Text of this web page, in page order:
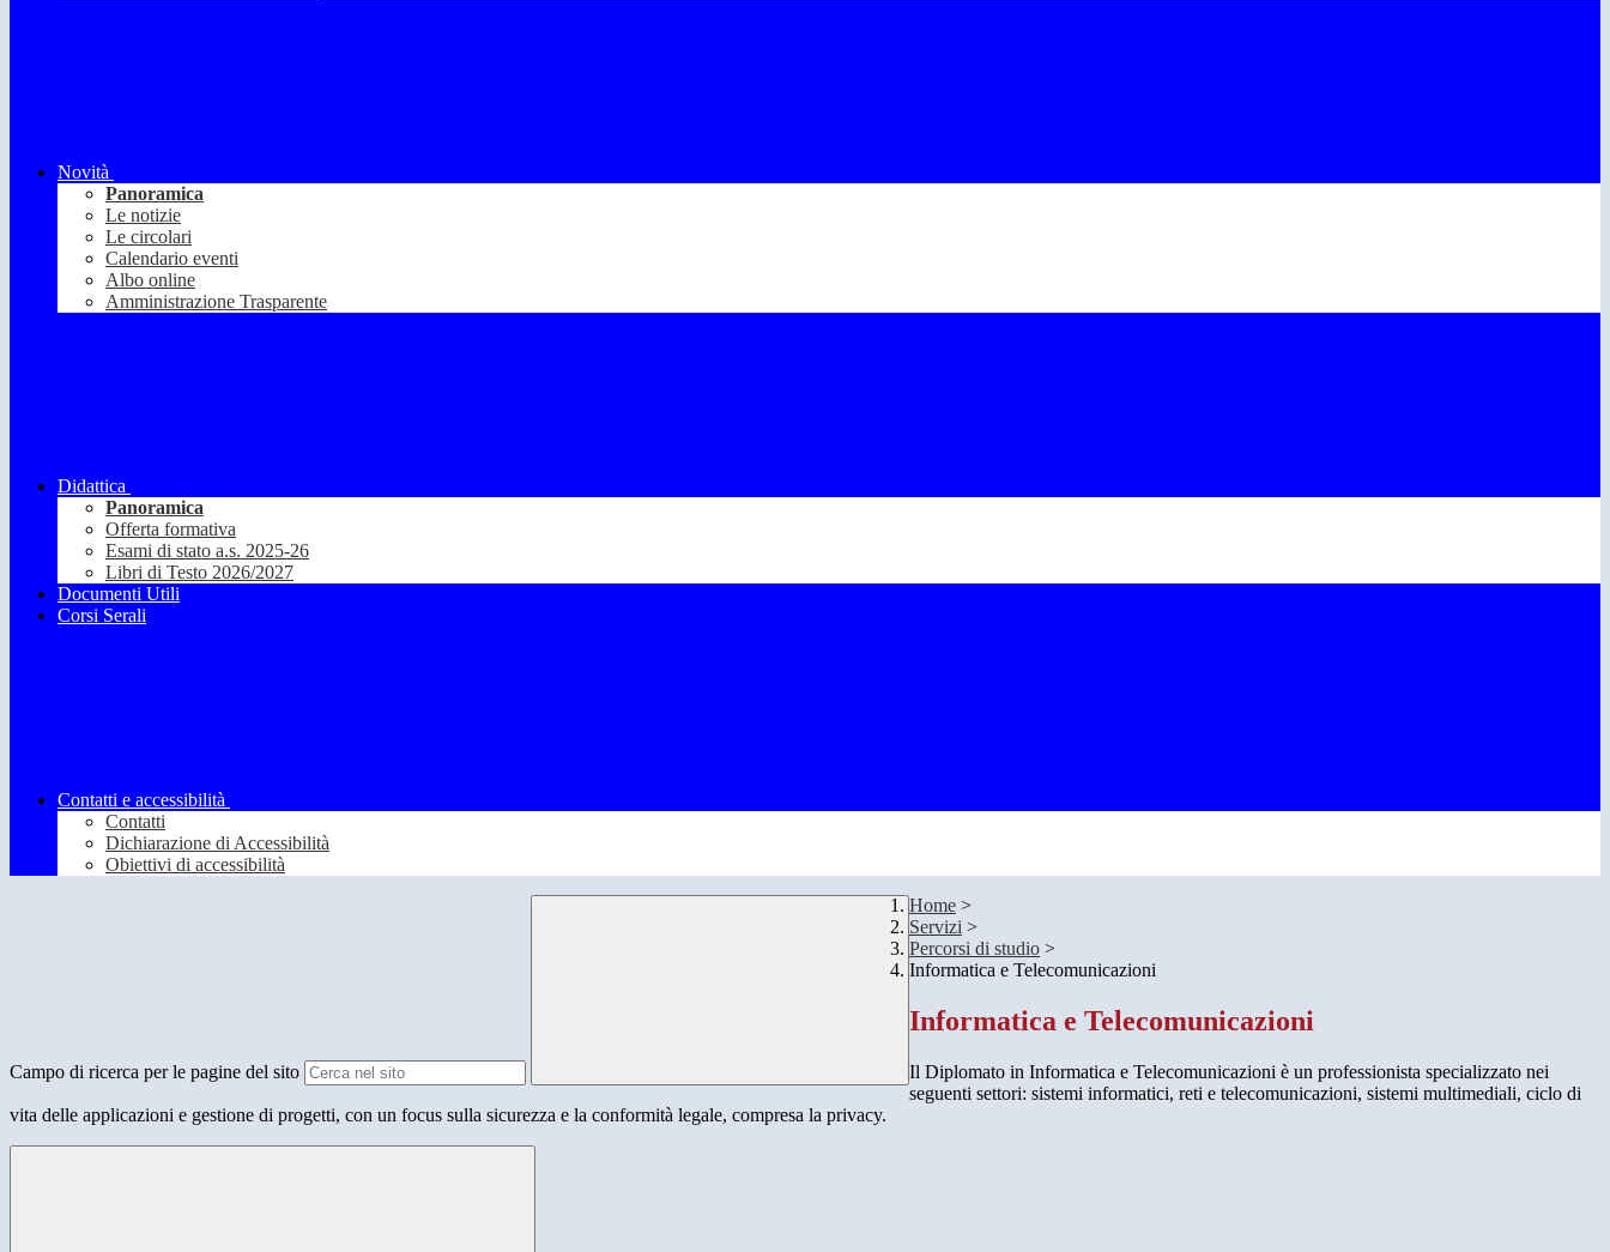
Novità
Panoramica
Le notizie
Le circolari
Calendario eventi
Albo online
Amministrazione Trasparente
Didattica
Panoramica
Offerta formativa
Esami di stato a.s. 2025-26
Libri di Testo 2026/2027
Documenti Utili
Corsi Serali
Contatti e accessibilità
Contatti
Dichiarazione di Accessibilità
Obiettivi di accessibilità
Campo di ricerca per le pagine del sito
Home >
Servizi >
Percorsi di studio >
Informatica e Telecomunicazioni
Informatica e Telecomunicazioni
Il Diplomato in Informatica e Telecomunicazioni è un professionista specializzato nei
seguenti settori: sistemi informatici, reti e telecomunicazioni, sistemi multimediali, ciclo di
vita delle applicazioni e gestione di progetti, con un focus sulla sicurezza e la conformità legale, compresa la privacy.